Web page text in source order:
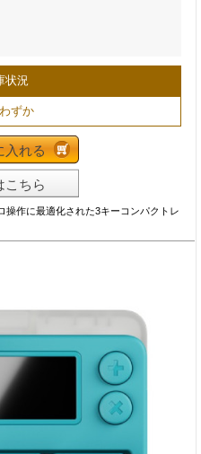
状況
ずか
入れる
こちら
操作に最適化された3キーコンパクトレ